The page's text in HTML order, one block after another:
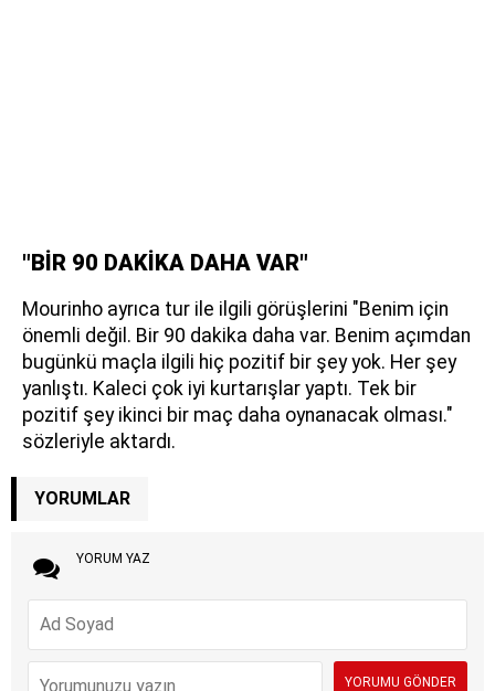
"BİR 90 DAKİKA DAHA VAR"
Mourinho ayrıca tur ile ilgili görüşlerini "Benim için
önemli değil. Bir 90 dakika daha var. Benim açımdan
bugünkü maçla ilgili hiç pozitif bir şey yok. Her şey
yanlıştı. Kaleci çok iyi kurtarışlar yaptı. Tek bir
pozitif şey ikinci bir maç daha oynanacak olması."
sözleriyle aktardı.
YORUMLAR
YORUM YAZ